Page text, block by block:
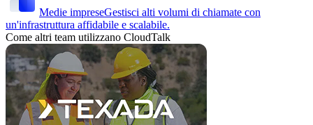
Medie impreseGestisci alti volumi di chiamate con
un'infrastruttura affidabile e scalabile.
Come altri team utilizzano CloudTalk